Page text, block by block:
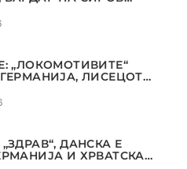
„ЛОКОМОТИВИТЕ“
ЛИСЕЦОТ
ДАНСКА Е
И ХРВАТСКА